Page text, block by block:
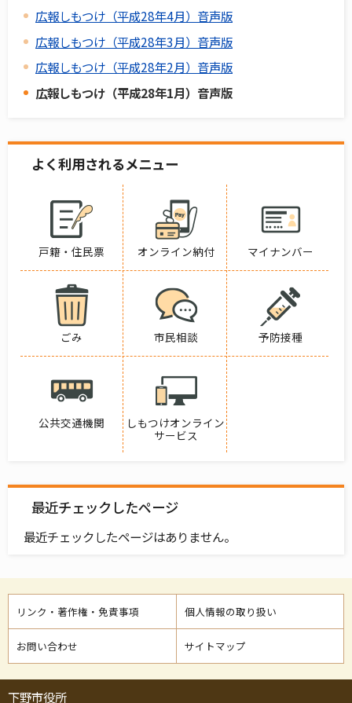
広報しもつけ（平成28年4月）音声版
広報しもつけ（平成28年3月）音声版
広報しもつけ（平成28年2月）音声版
広報しもつけ（平成28年1月）音声版
よく利用されるメニュー
戸籍・住民票 オンライン納付 マイナンバー
ごみ 市民相談 予防接種
公共交通機関
しもつけオンライン
サービス
最近チェックしたページ
最近チェックしたページはありません。
リンク・著作権・免責事項 個人情報の取り扱い
お問い合わせ サイトマップ
下野市役所